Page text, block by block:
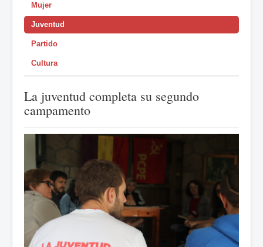
Mujer
Juventud
Partido
Cultura
La juventud completa su segundo
campamento